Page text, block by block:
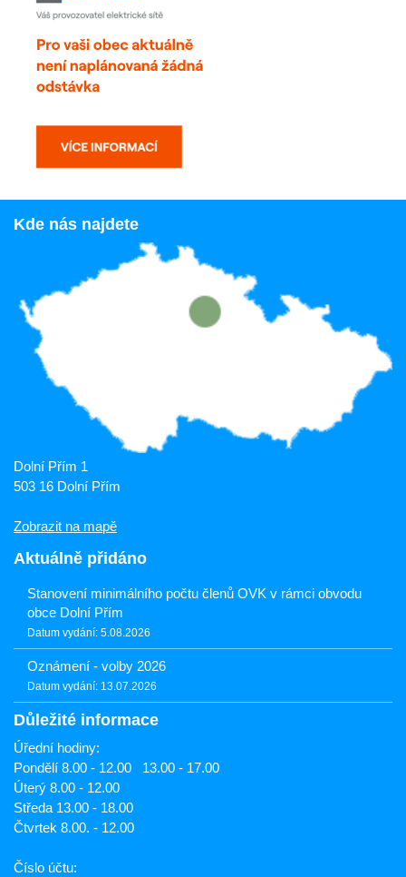
Kde nás najdete
Dolní Přím 1
503 16 Dolní Přím
Zobrazit na mapě
Aktuálně přidáno
Stanovení minimálního počtu členů OVK v rámci obvodu
obce Dolní Přím
Datum vydání: 5.08.2026
Oznámení - volby 2026
Datum vydání: 13.07.2026
Důležité informace
Úřední hodiny:
Pondělí 8.00 - 12.00 13.00 - 17.00
Úterý 8.00 - 12.00
Středa 13.00 - 18.00
Čtvrtek 8.00. - 12.00
Číslo účtu: